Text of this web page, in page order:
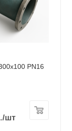
PN16
/шт